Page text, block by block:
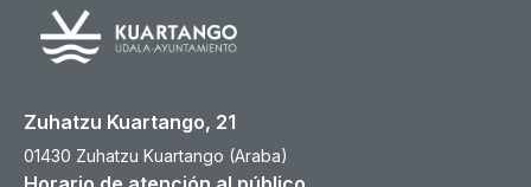
Zuhatzu Kuartango, 21
01430 Zuhatzu Kuartango (Araba)